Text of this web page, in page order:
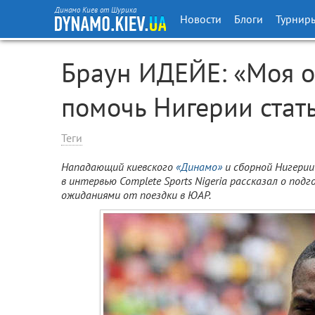
Динамо Киев от Шурика
Новости Блоги
Браун ИДЕЙЕ: «Моя
помочь Нигерии
Теги
Нападающий киевского «Динамо»и сборной
в интервью Complete Sports Nigeria рассказал о
ожиданиями от поездки в ЮАР.